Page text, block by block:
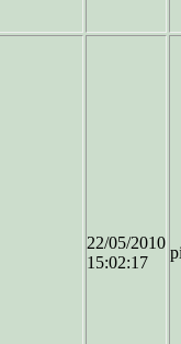
22/05/2010
15:02:17